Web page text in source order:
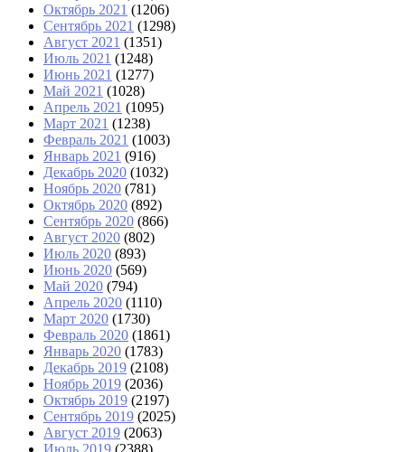
Октябрь 2021 (1206)
Сентябрь 2021 (1298)
Август 2021 (1351)
Июль 2021 (1248)
Июнь 2021 (1277)
Май 2021 (1028)
Апрель 2021 (1095)
Март 2021 (1238)
Февраль 2021 (1003)
Январь 2021 (916)
Декабрь 2020 (1032)
Ноябрь 2020 (781)
Октябрь 2020 (892)
Сентябрь 2020 (866)
Август 2020 (802)
Июль 2020 (893)
Июнь 2020 (569)
Май 2020 (794)
Апрель 2020 (1110)
Март 2020 (1730)
Февраль 2020 (1861)
Январь 2020 (1783)
Декабрь 2019 (2108)
Ноябрь 2019 (2036)
Октябрь 2019 (2197)
Сентябрь 2019 (2025)
Август 2019 (2063)